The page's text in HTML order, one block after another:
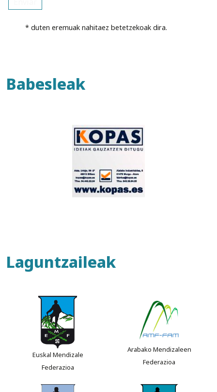
* duten eremuak nahitaez betetzekoak dira.
Babesleak
Laguntzaileak
Euskal Mendizale
Federazioa
Arabako Mendizaleen
Federazioa